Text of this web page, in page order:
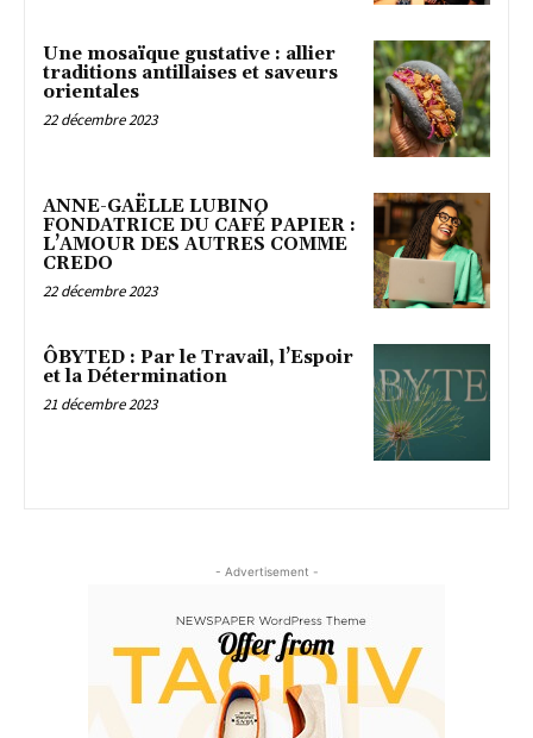
Une mosaïque gustative : allier
traditions antillaises et saveurs
orientales
22 décembre 2023
ANNE-GAËLLE LUBINO
FONDATRICE DU CAFÉ PAPIER :
L’AMOUR DES AUTRES COMME
CREDO
22 décembre 2023
ÔBYTED : Par le Travail, l’Espoir
et la Détermination
21 décembre 2023
- Advertisement -